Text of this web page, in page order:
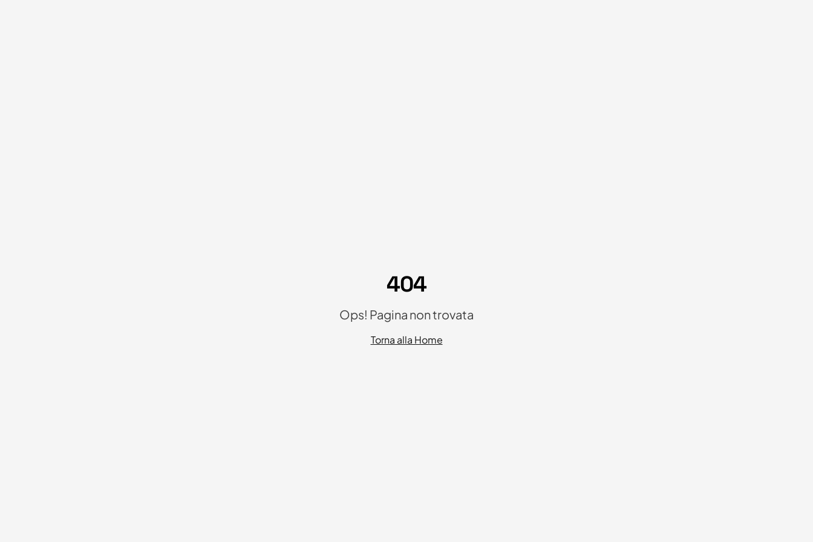
404
Ops! Pagina non trovata
Torna alla Home